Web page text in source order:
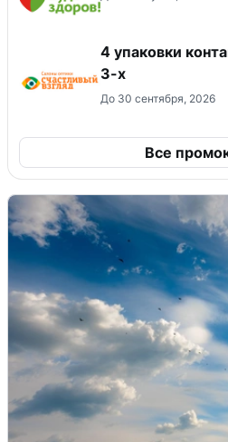
4 упаковки
3-х
До 30 сентября, 2026
Все